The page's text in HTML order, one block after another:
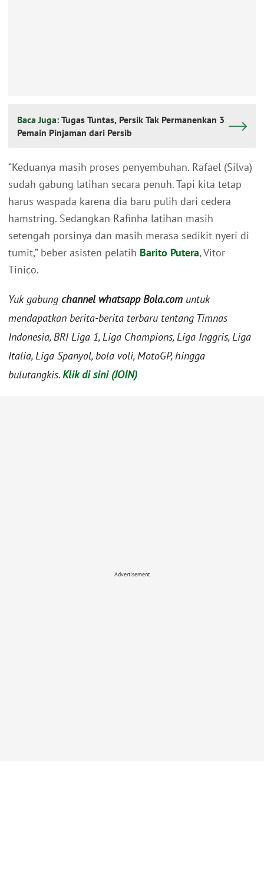
Baca Juga: Tugas Tuntas, Persik Tak Permanenkan 3
Pemain Pinjaman dari Persib
“Keduanya masih proses penyembuhan. Rafael (Silva)
sudah gabung latihan secara penuh. Tapi kita tetap
harus waspada karena dia baru pulih dari cedera
hamstring. Sedangkan Rafinha latihan masih
setengah porsinya dan masih merasa sedikit nyeri di
tumit,” beber asisten pelatih Barito Putera, Vitor
Tinico.
Yuk gabung channel whatsapp Bola.com untuk
mendapatkan berita-berita terbaru tentang Timnas
Indonesia, BRI Liga 1, Liga Champions, Liga Inggris, Liga
Italia, Liga Spanyol, bola voli, MotoGP, hingga
bulutangkis.Klik di sini (JOIN)
Advertisement